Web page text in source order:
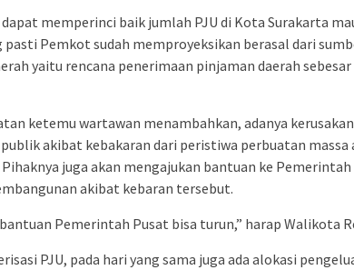
memperinci baik jumlah PJU di Kota Surakarta
pasti Pemkot sudah memproyeksikan berasal dari
yaitu rencana penerimaan pinjaman daerah sebesar
ketemu wartawan menambahkan, adanya kerusakan
akibat kebakaran dari peristiwa perbuatan massa
juga akan mengajukan bantuan ke
akibat kebaran tersebut.
Pemerintah Pusat bisa turun,” harap Walikota
PJU, pada hari yang sama juga ada alokasi